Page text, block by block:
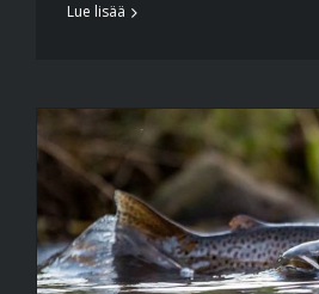
Lue lisää